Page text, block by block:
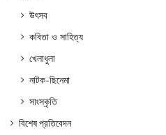
উৎসব
কবিতা ও সাহিত্য
খেলাধুলা
নাটক-ছিনেমা
সাংস্কৃতি
বিশেষ প্রতিবেদন